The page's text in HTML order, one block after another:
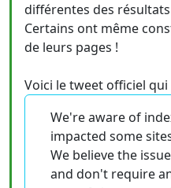
différentes des
Certains ont même
de leurs pages !
Voici le tweet officiel
We're aware of
impacted some
We believe the
and don't require